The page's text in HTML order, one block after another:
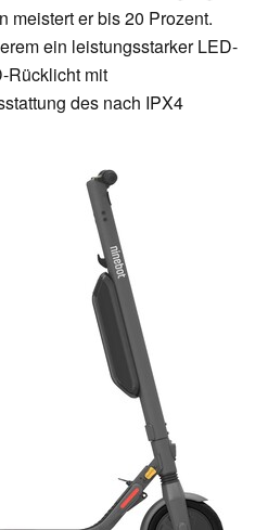
meistert er bis 20 Prozent.
ein leistungsstarker LED-
Rücklicht mit
des nach IPX4